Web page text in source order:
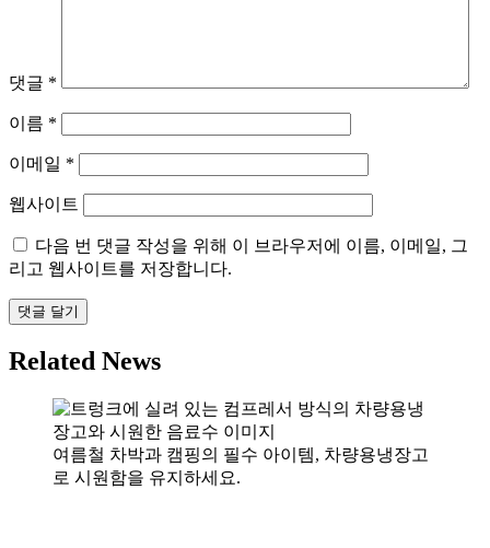
댓글 *
이름 *
이메일 *
웹사이트
다음 번 댓글 작성을 위해 이 브라우저에 이름, 이메일, 그
리고 웹사이트를 저장합니다.
Related News
여름철 차박과 캠핑의 필수 아이템, 차량용냉장고
로 시원함을 유지하세요.